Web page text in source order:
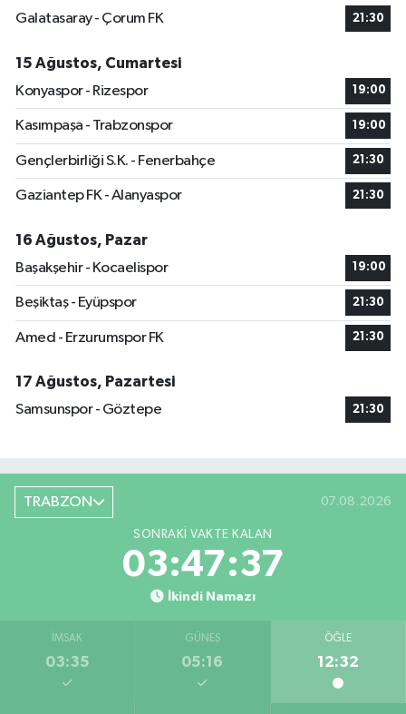
Galatasaray - Çorum FK
21:30
15 Ağustos, Cumartesi
Konyaspor - Rizespor
19:00
Kasımpaşa - Trabzonspor 19:00
Gençlerbirliği S.K. - Fenerbahçe 21:30
Gaziantep FK - Alanyaspor 21:30
16 Ağustos, Pazar
Başakşehir - Kocaelispor
19:00
Beşiktaş - Eyüpspor 21:30
Amed - Erzurumspor FK 21:30
17 Ağustos, Pazartesi
Samsunspor - Göztepe
21:30
TRABZON 07.08.2026
SONRAKI VAKTE KALAN
03:47:36
İkindi Namazı
İMSAK
03:35
GÜNEŞ
05:16
ÖĞLE
12:32